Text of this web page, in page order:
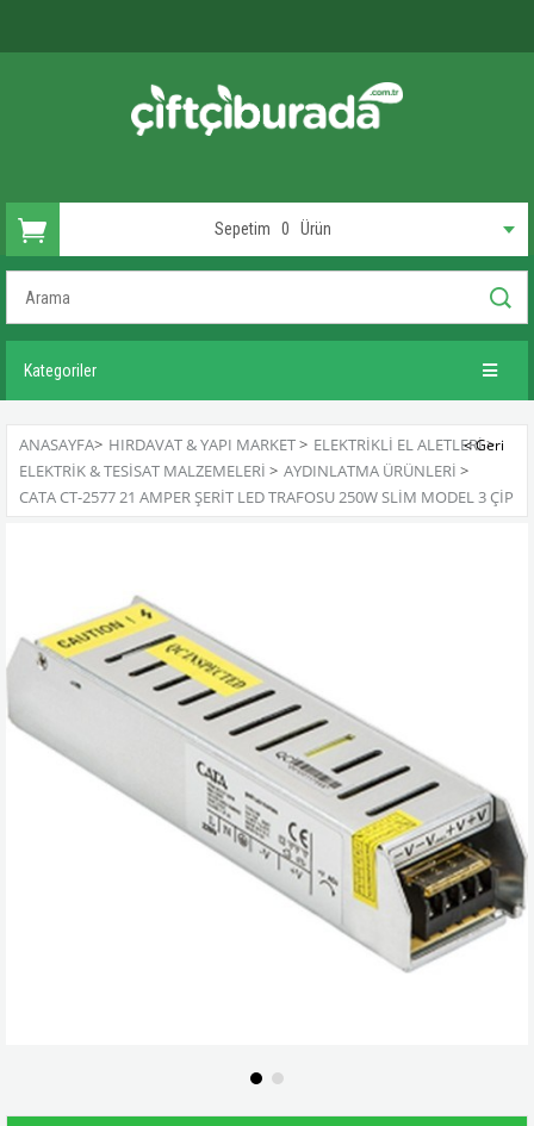
Sepetim 0 Ürün
Kategoriler
ANASAYFA> HIRDAVAT & YAPI MARKET> ELEKTRIKLI EL ALETLERI>
ELEKTRIK & TESISAT MALZEMELERI > AYDINLATMA ÜRÜNLERI >
CATA CT-2577 21 AMPER ŞERIT LED TRAFOSU 250W SLIM MODEL 3 ÇIP